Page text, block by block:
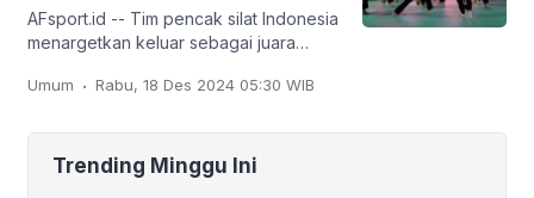
AFsport.id -- Tim pencak silat Indonesia
menargetkan keluar sebagai juara
Silat ke-20 dan Kejuaraan Dunia
Umum . Rabu, 18 Des 2024 05:30 WIB
Trending Minggu Ini